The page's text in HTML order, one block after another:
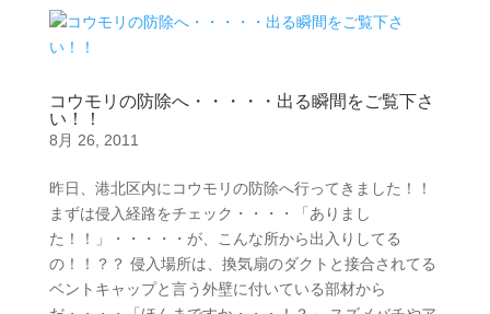
コウモリの防除へ・・・・・出る瞬間をご覧下さ
い！！
8月 26, 2011
昨日、港北区内にコウモリの防除へ行ってきました！！
まずは侵入経路をチェック・・・・「ありまし
た！！」・・・・・が、こんな所から出入りしてる
の！！？？ 侵入場所は、換気扇のダクトと接合されてる
ベントキャップと言う外壁に付いている部材から